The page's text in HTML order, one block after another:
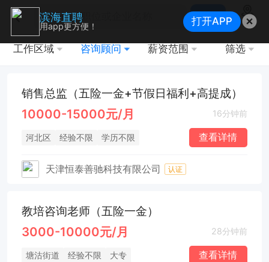
搜索
地图
工作区域 咨询顾问 薪资范围 筛选
销售总监（五险一金+节假日福利+高提成）
10000-15000元/月 16分钟前
河北区 经验不限 学历不限 查看详情
天津恒泰善驰科技有限公司 认证
教培咨询老师（五险一金）
3000-10000元/月 28分钟前
塘沽街道 经验不限 大专 查看详情
滨海直聘
用app更方便！ 打开APP